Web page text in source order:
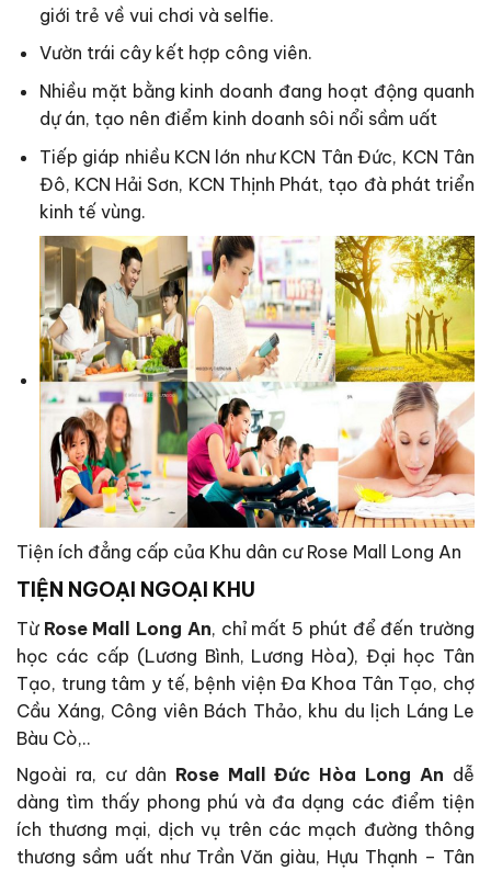
giới trẻ về vui chơi và selfie.
Vườn trái cây kết hợp công viên.
Nhiều mặt bằng kinh doanh đang hoạt động quanh
dự án, tạo nên điểm kinh doanh sôi nổi sầm uất
Tiếp giáp nhiều KCN lớn như KCN Tân Đức, KCN Tân
Đô, KCN Hải Sơn, KCN Thịnh Phát, tạo đà phát triển
kinh tế vùng.
Tiện ích đẳng cấp của Khu dân cư Rose Mall Long An
TIỆN NGOẠI NGOẠI KHU
Từ Rose Mall Long An, chỉ mất 5 phút để đến trường
học các cấp (Lương Bình, Lương Hòa), Đại học Tân
Tạo, trung tâm y tế, bệnh viện Đa Khoa Tân Tạo, chợ
Cầu Xáng, Công viên Bách Thảo, khu du lịch Láng Le
Bàu Cò,..
Ngoài ra, cư dân Rose Mall Đức Hòa Long An dễ
dàng tìm thấy phong phú và đa dạng các điểm tiện
ích thương mại, dịch vụ trên các mạch đường thông
thương sầm uất như Trần Văn giàu, Hựu Thạnh – Tân